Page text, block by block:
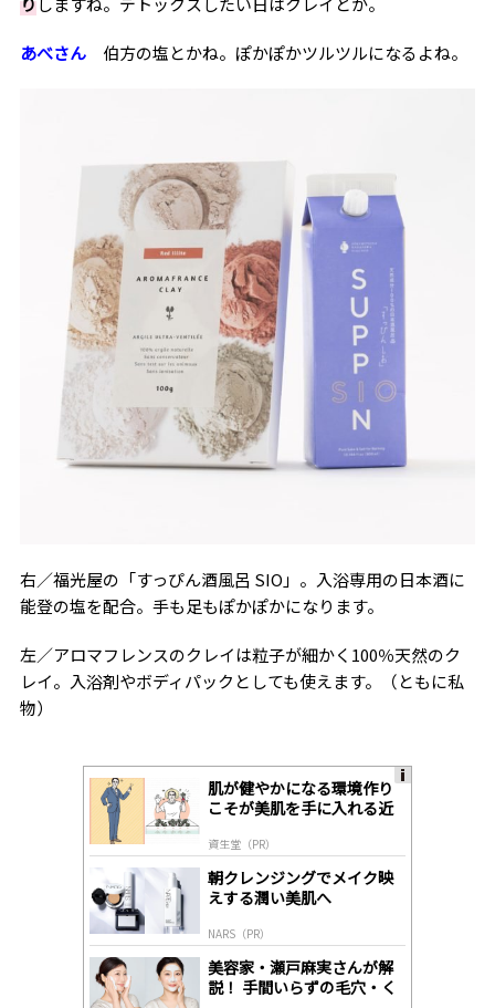
あべさん伯方の塩とかね。ぽかぽかツルツルになるよね。
右／福光屋の「すっぴん酒風呂 SIO 」。入浴専用の日本酒に
能登の塩を配合。手も足もぽかぽかになります。
左／アロマフレンスのクレイは粒子が細かく 100％天然のク
レイ。入浴剤やボディパックとしても使えます。（ともに私
物）
肌が健やかになる環境作り
こそが美肌を手に入れる近
資生堂（PR）
朝クレンジングでメイク映
えする潤い美肌へ
NARS（PR）
美容家・瀬戸麻実さんが解
説！ 手間いらずの毛穴・く